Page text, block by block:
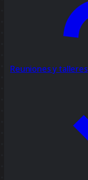
Reuniones y talleres